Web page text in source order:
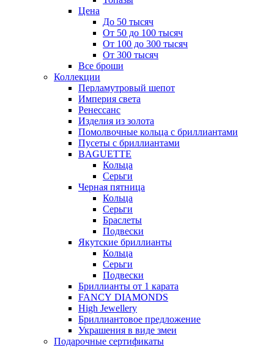
Цена
До 50 тысяч
От 50 до 100 тысяч
От 100 до 300 тысяч
От 300 тысяч
Все броши
Коллекции
Перламутровый шепот
Империя света
Ренессанс
Изделия из золота
Помолвочные кольца с бриллиантами
Пусеты с бриллиантами
BAGUETTE
Кольца
Серьги
Черная пятница
Кольца
Серьги
Браслеты
Подвески
Якутские бриллианты
Кольца
Серьги
Подвески
Бриллианты от 1 карата
FANCY DIAMONDS
High Jewellery
Бриллиантовое предложение
Украшения в виде змеи
Подарочные сертификаты